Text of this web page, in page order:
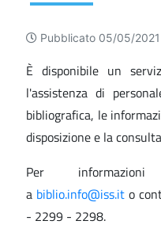
Pubblicato 05/05/
È disponibile un
l'assistenza di
bibliografica, le
disposizione e la
Per
a biblio.info@iss.ito
- 2299 - 2298.